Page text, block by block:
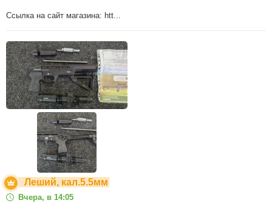
Ссылка на сайт магазина: htt...
Леший, кал.5.5мм
Вчера, в 14:05